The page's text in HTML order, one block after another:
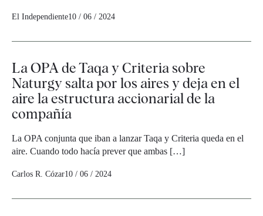
El Independiente10 / 06 / 2024
La OPA de Taqa y Criteria sobre
Naturgy salta por los aires y deja en el
aire la estructura accionarial de la
compañía
La OPA conjunta que iban a lanzar Taqa y Criteria queda en el
aire. Cuando todo hacía prever que ambas […]
Carlos R. Cózar10 / 06 / 2024